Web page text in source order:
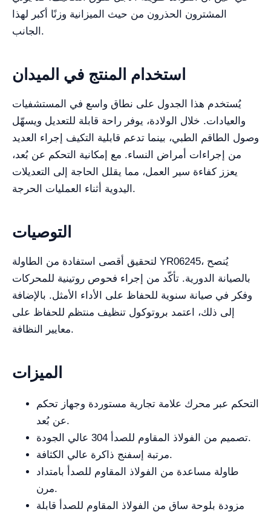
المشترون الحذرون من حيث الميزانية وزنًا أكبر لهذا
الجانب.
استخدام المنتج في الميدان
يُستخدم هذا الجدول على نطاق واسع في المستشفيات
والعيادات. خلال الولادة، يوفر راحة قابلة للتعديل ويسهّل
وصول الطاقم الطبي، بينما تدعم قابلية التكيف إجراء العديد
من إجراءات أمراض النساء. مع إمكانية التحكم عن بُعد،
يعزز كفاءة سير العمل، مما يقلل الحاجة إلى التعديلات
اليدوية أثناء العمليات الحرجة.
التوصيات
لتحقيق أقصى استفادة من الطاولة YR06245، يُنصح
بالصيانة الدورية. تأكّد من إجراء فحوص روتينية للمحركات
وفكر في صيانة سنوية للحفاظ على الأداء الأمثل. بالإضافة
إلى ذلك، اعتمد بروتوكول تنظيف منتظم للحفاظ على
معايير النظافة.
الميزات
التحكم عبر محرك علامة تجارية مستوردة وجهاز تحكم
عن بُعد.
تصميم من الفولاذ المقاوم للصدأ 304 عالي الجودة.
مرتبة إسفنج ذاكرة عالي الكثافة.
طاولة مساعدة من الفولاذ المقاوم للصدأ بامتداد
مرن.
مزودة بلوحة ساق من الفولاذ المقاوم للصدأ قابلة